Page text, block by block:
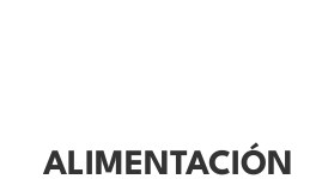
ALIMENTACIÓN